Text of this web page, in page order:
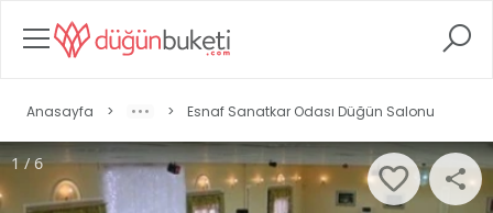
Anasayfa > > Esnaf Sanatkar Odası Düğün Salonu
1 / 6